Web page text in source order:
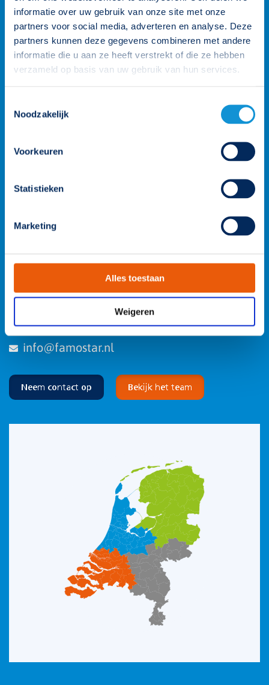
informatie over uw gebruik van onze site met onze
partners voor social media, adverteren en analyse. Deze
partners kunnen deze gegevens combineren met andere
informatie die u aan ze heeft verstrekt of die ze hebben
verzameld op basis van uw gebruik van hun services.
Noodzakelijk
Voorkeuren
Statistieken
Marketing
Alles toestaan
Weigeren
Wij staan voor je klaar
ondersteund door de gehele organisatie. Zo heb je altijd een
persoonlijk aanspreekpunt. Heb je een vraag? Neem contact
op.
info@famostar.nl
Neem contact op Bekijk het team